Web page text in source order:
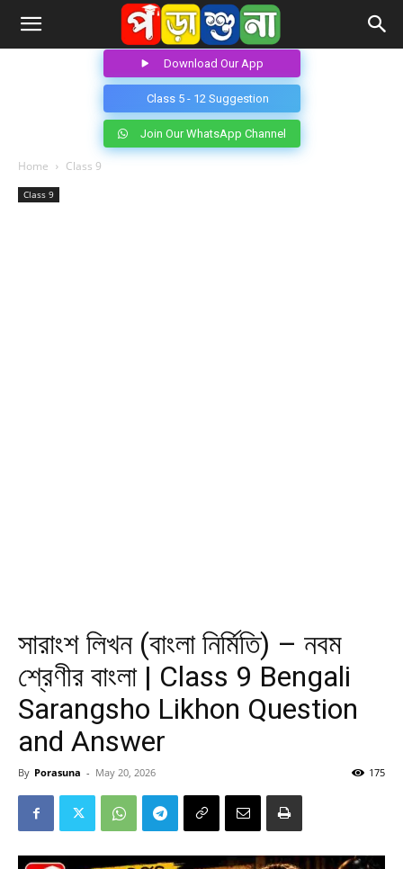
Download Our App
Class 5 - 12 Suggestion
Join Our WhatsApp Channel
Home Class 9
Class 9
সারাংশ লিখন (বাংলা নির্মিতি) – নবম
শ্রেণীর বাংলা | Class 9 Bengali
Sarangsho Likhon Question
and Answer
By Porasuna - May 20, 2026 175